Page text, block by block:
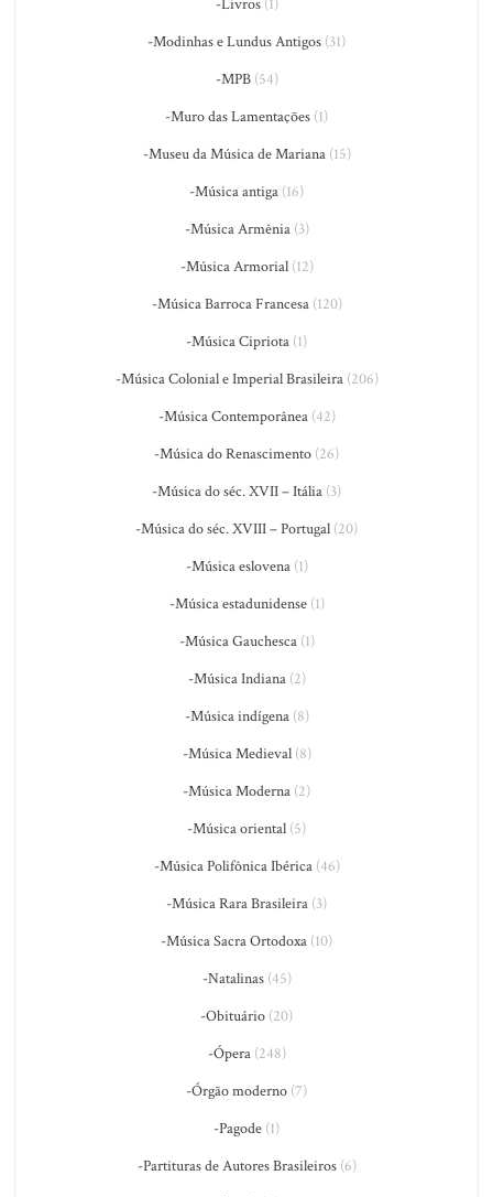
-Livros(1)
-Modinhas e Lundus Antigos (31)
-MPB(54)
-Muro das Lamentações (1)
-Museu da Música de Mariana(15)
-Música antiga (16)
-Música Armênia(3)
-Música Armorial(12)
-Música Barroca Francesa(120)
-Música Cipriota (1)
-Música Colonial e Imperial Brasileira(206)
-Música Contemporânea(42)
-Música do Renascimento (26)
-Música do séc. XVII – Itália (3)
-Música do séc. XVIII – Portugal (20)
-Música eslovena(1)
-Música estadunidense(1)
-Música Gauchesca(1)
-Música Indiana(2)
-Música indígena(8)
-Música Medieval(8)
-Música Moderna (2)
-Música oriental (5)
-Música Polifônica Ibérica(46)
-Música Rara Brasileira (3)
-Música Sacra Ortodoxa (10)
-Natalinas(45)
-Obituário (20)
-Ópera(248)
-Órgão moderno (7)
-Pagode (1)
-Partituras de Autores Brasileiros(6)